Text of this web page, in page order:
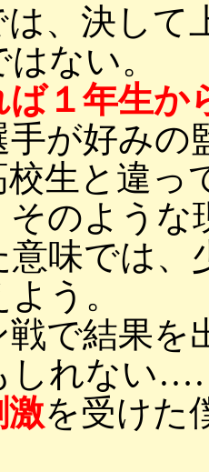
は、決して
ない。
ば１年生か
手が好みの
校生と違っ
そのよう
意味では
う。
戦で結果
しれない
激を受けた